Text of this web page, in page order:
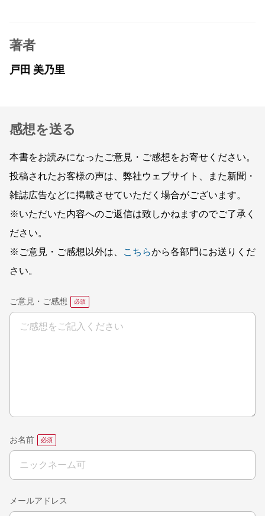
著者
戸田 美乃里
感想を送る
本書をお読みになったご意見・ご感想をお寄せください。
投稿されたお客様の声は、弊社ウェブサイト、また新聞・
雑誌広告などに掲載させていただく場合がございます。
※いただいた内容へのご返信は致しかねますのでご了承く
ださい。
※ご意見・ご感想以外は、
こちらから各部門にお送りくだ
さい。
ご意見・ご感想
お名前
メールアドレス